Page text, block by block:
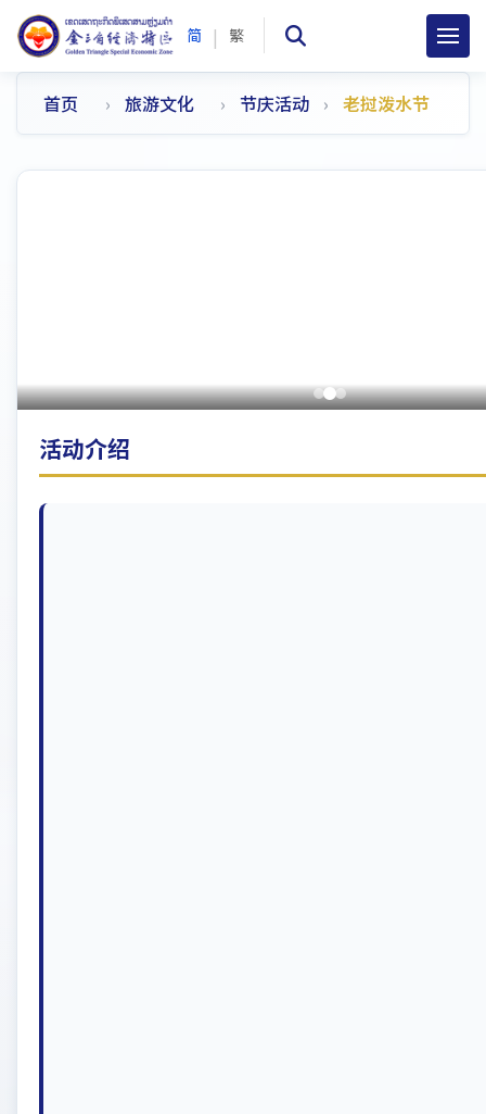
简 | 繁
首页 旅游文化 节庆活动 老挝泼水节
活动介绍